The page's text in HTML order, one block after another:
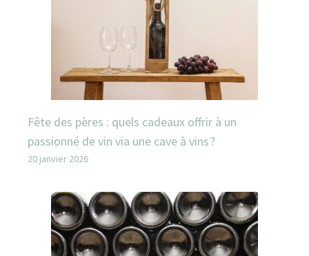
Fête des pères : quels cadeaux offrir à un
passionné de vin via une cave à vins ?
20 janvier 2026